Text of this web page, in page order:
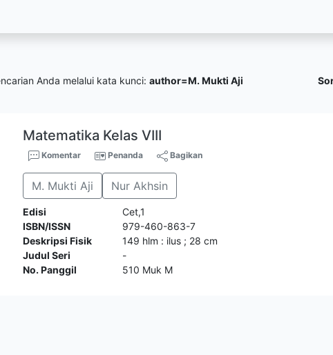
Anda melalui kata kunci: author=M. Mukti Aji
Matematika Kelas VIII
Komentar Penanda Bagikan
M. Mukti Aji Nur Akhsin
Edisi
Cet,1
ISBN/ISSN
979-460-863-7
Deskripsi Fisik
149 hlm : ilus ; 28 cm
Judul Seri
-
No. Panggil
510 Muk M